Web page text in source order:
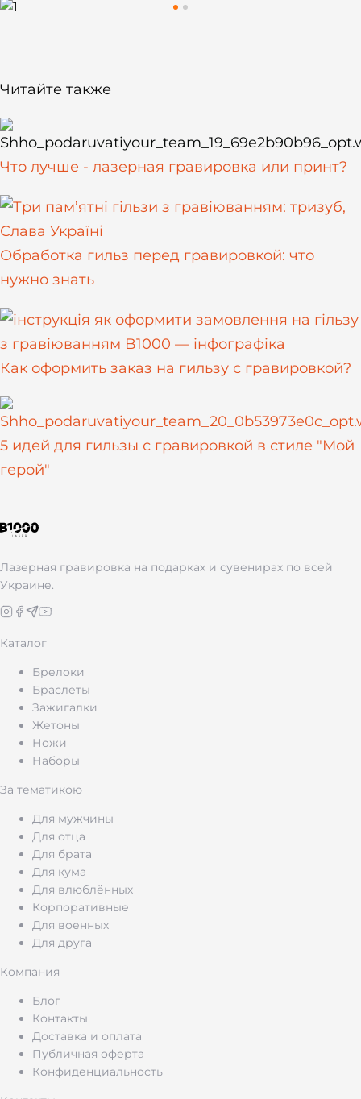
Читайте также
Что лучше - лазерная гравировка или принт?
Обработка гильз перед гравировкой: что
нужно знать
Как оформить заказ на гильзу с гравировкой?
5 идей для гильзы с гравировкой в стиле "Мой
герой"
Лазерная гравировка на подарках и сувенирах по всей
Украине.
Каталог
Брелоки
Браслеты
Зажигалки
Жетоны
Ножи
Наборы
За тематикою
Для мужчины
Для отца
Для брата
Для кума
Для влюблённых
Корпоративные
Для военных
Для друга
Компания
Блог
Контакты
Доставка и оплата
Публичная оферта
Конфиденциальность